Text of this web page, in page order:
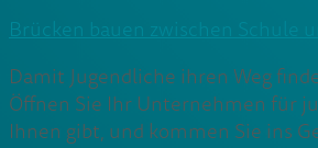
Brücken bauen zwischen Schule
Damit Jugendliche ihren Weg
Öffnen Sie Ihr Unternehmen für
Ihnen gibt, und kommen Sie ins